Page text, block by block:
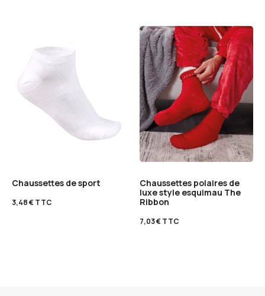
Chaussettes de sport
3,48€TTC
Chaussettes polaires de
luxe style esquimau The
Ribbon
7,03€TTC